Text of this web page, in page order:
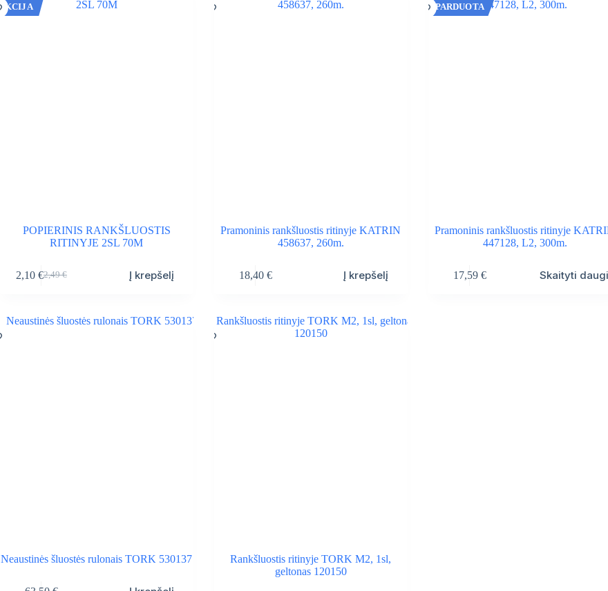
POPIERINIS RANKŠLUOSTIS
RITINYJE 2SL 70M
2,49€
Original
2,49 €.
2,10 €Current
2,10 €.
Į krepšelį
Pramoninis rankšluostis ritinyje KATRIN
458637, 260m.
18,40 € Į krepšelį
IŠPARDUOTA
Pramoninis rankšluostis ritinyje
447128, L2, 300m.
17,59 € Skaityti
Neaustinės šluostės rulonais TORK 530137
Rankšluostis ritinyje TORK M2, 1sl,
geltonas 120150